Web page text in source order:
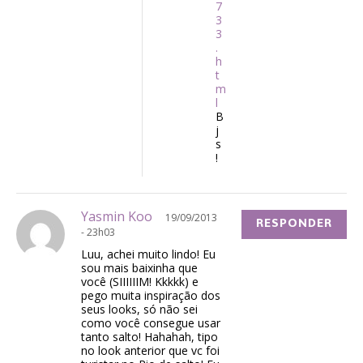
7
3
3
.
h
t
m
l
B
j
s
!
Yasmin Koo
19/09/2013
- 23h03
Luu, achei muito lindo! Eu
sou mais baixinha que
você (SIIIIIIM! Kkkkk) e
pego muita inspiração dos
seus looks, só não sei
como você consegue usar
tanto salto! Hahahah, tipo
no look anterior que vc foi
RESPONDER